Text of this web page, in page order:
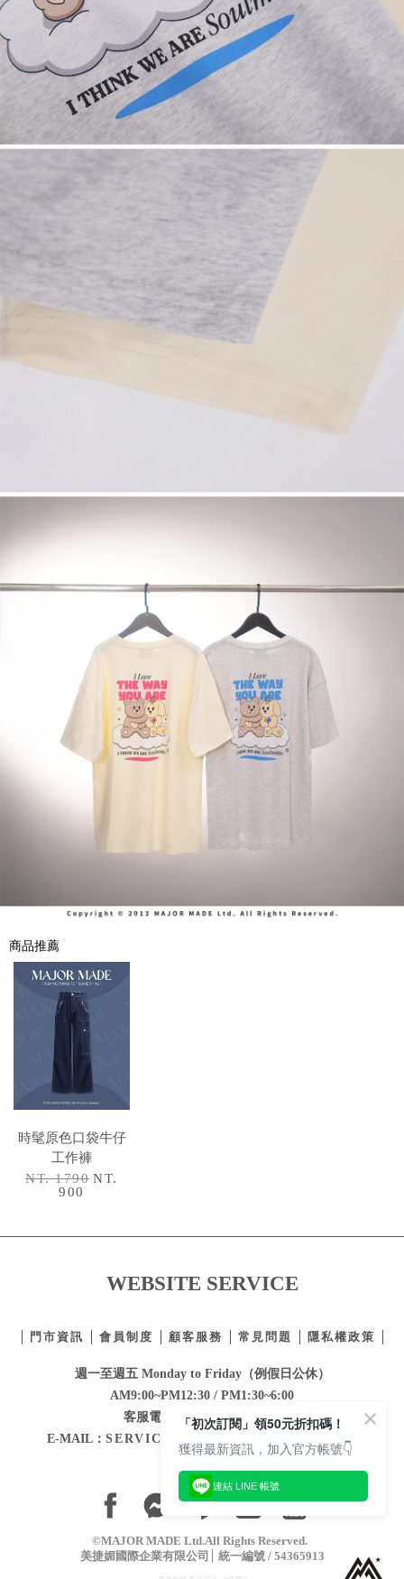
商品推薦
時髦原色口袋牛仔
工作褲
NT. 1790 NT.
900
WEBSITE SERVICE
門市資訊 會員制度 顧客服務 常見問題 隱私權政策
週一至週五 Monday to Friday（例假日公休）
AM9:00~PM12:30 / PM1:30~6:00
客服電話：02-2332-0855
E-MAIL： SERVICE@MAJORMADE.COM.TW
©MAJOR MADE Ltd.All Rights Reserved.
美捷媚國際企業有限公司
統一編號 / 54365913
「初次訂閱」領50元折扣碼！
獲得最新資訊，加入官方帳號👇
連結 LINE 帳號